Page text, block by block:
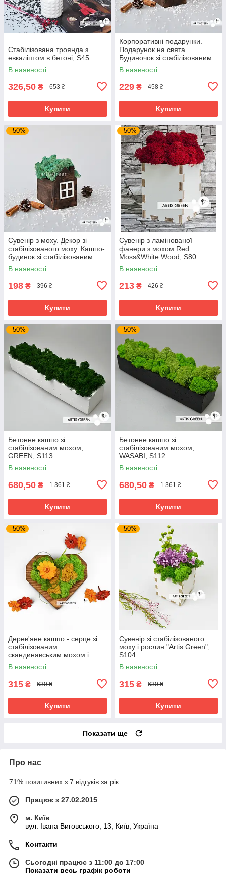
Стабілізована троянда з
евкаліптом в бетоні, S45
В наявності
326,50 ₴ 653 ₴
Купити
Корпоративні подарунки.
Подарунок на свята.
Будиночок зі стабілізованим
мохом, блакитний
В наявності
229 ₴ 458 ₴
Купити
–50%
Сувенір з моху. Декор зі
стабілізованого моху. Кашпо-
будинок зі стабілізованим
мохом, бірюзовий.
Корпоративні подарунки.
В наявності
198 ₴ 396 ₴
Купити
–50%
Сувенір з ламінованої
фанери з мохом Red
Moss&White Wood, S80
В наявності
213 ₴ 426 ₴
Купити
–50%
Бетонне кашпо зі
стабілізованим мохом,
GREEN, S113
В наявності
680,50 ₴ 1 361 ₴
Купити
–50%
Бетонне кашпо зі
стабілізованим мохом,
WASABI, S112
В наявності
680,50 ₴ 1 361 ₴
Купити
–50%
Дерев'яне кашпо - серце зі
стабілізованим
скандинавським мохом і
цинією, S103
В наявності
315 ₴ 630 ₴
Купити
–50%
Сувенір зі стабілізованого
моху і рослин "Artis Green",
S104
В наявності
315 ₴ 630 ₴
Купити
Показати ще
Про нас
71% позитивних з 7 відгуків за рік
Працює з 27.02.2015
м. Київ
вул. Івана Виговського, 13, Київ, Україна
Контакти
Сьогодні працює з 11:00 до 17:00
Показати весь графік роботи